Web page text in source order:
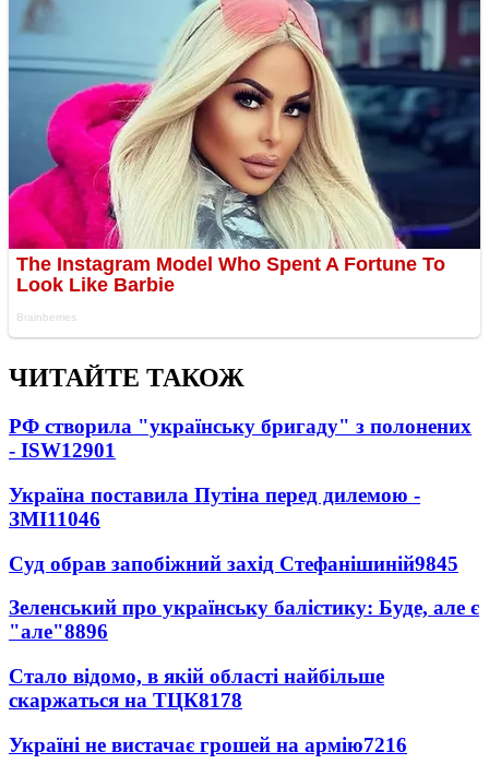
ЧИТАЙТЕ ТАКОЖ
РФ створила "українську бригаду" з полонених
- ISW12901
Україна поставила Путіна перед дилемою -
ЗМІ11046
Суд обрав запобіжний захід Стефанішиній9845
Зеленський про українську балістику: Буде, але є
"але"8896
Стало відомо, в якій області найбільше
скаржаться на ТЦК8178
Україні не вистачає грошей на армію7216